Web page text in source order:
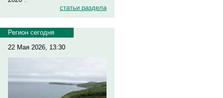
статьи раздела
Регион сегодня
22 Мая 2026, 13:30